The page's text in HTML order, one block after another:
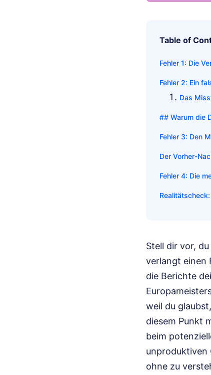
Table of
Fehler 1: Die
Fehler 2: Ein
Das
## Warum die
Fehler 3: Den
Der Vorher-
Fehler 4: Die
Stell dir vor,
verlangt einen
die Berichte
weil du
diesem Punkt
beim
unproduktiven
ohne zu